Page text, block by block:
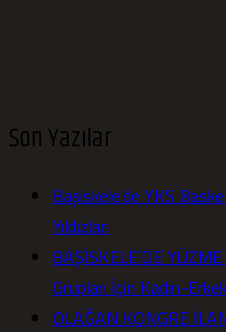
Son Yazılar
Başiskele’de YKS
Yıldızları
BAŞİSKELE’DE
Grupları İçin Kadın-
OLAĞAN KONGRE